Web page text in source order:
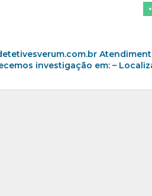
investigação em: –